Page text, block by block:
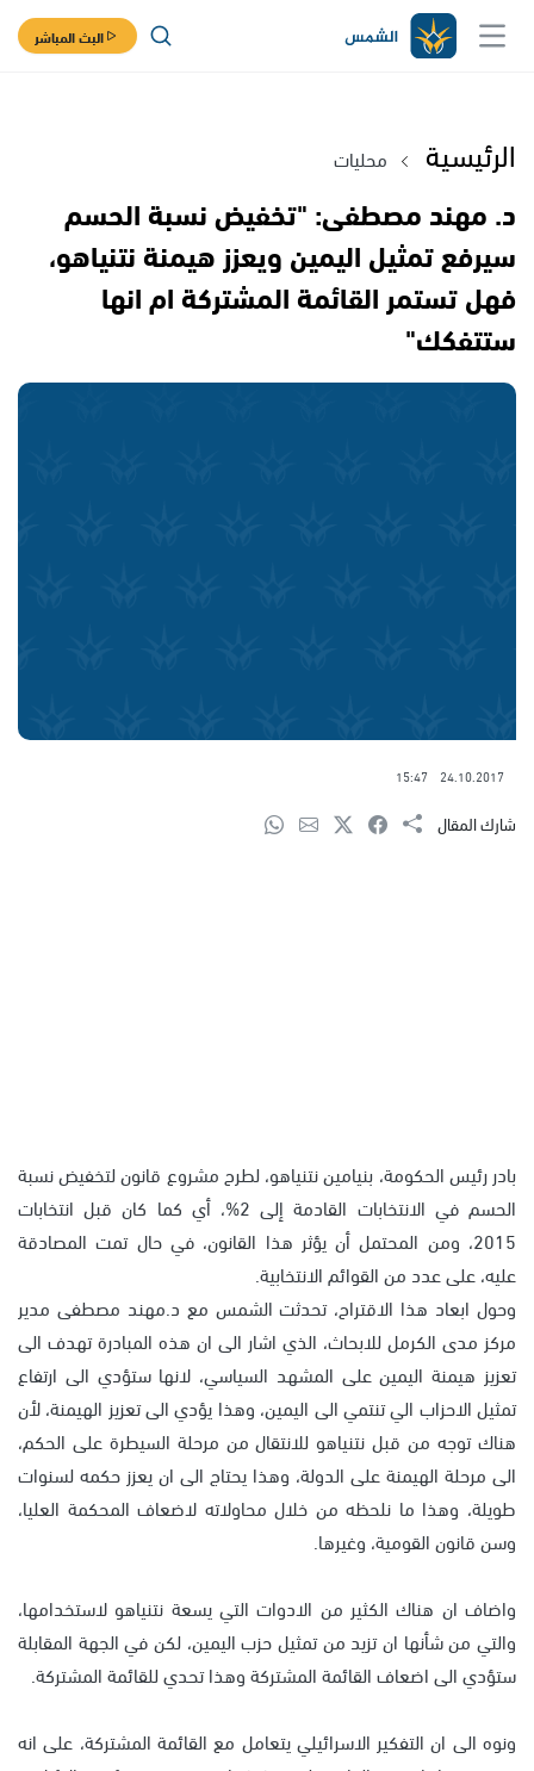
البث المباشر
الرئيسية محليات
د. مهند مصطفى: "تخفيض نسبة الحسم
سيرفع تمثيل اليمين ويعزز هيمنة نتنياهو،
فهل تستمر القائمة المشتركة ام انها
ستتفكك"
24.10.2017
15:47
شارك المقال
بادر رئيس الحكومة، بنيامين نتنياهو، لطرح مشروع قانون لتخفيض نسبة
الحسم في الانتخابات القادمة إلى 2%، أي كما كان قبل انتخابات
2015، ومن المحتمل أن يؤثر هذا القانون، في حال تمت المصادقة
عليه، على عدد من القوائم الانتخابية.
وحول ابعاد هذا الاقتراح، تحدثت الشمس مع د.مهند مصطفى مدير
مركز مدى الكرمل للابحاث، الذي اشار الى ان هذه المبادرة تهدف الى
تعزيز هيمنة اليمين على المشهد السياسي، لانها ستؤدي الى ارتفاع
تمثيل الاحزاب الي تنتمي الى اليمين، وهذا يؤدي الى تعزيز الهيمنة، لأن
هناك توجه من قبل نتنياهو للانتقال من مرحلة السيطرة على الحكم،
الى مرحلة الهيمنة على الدولة، وهذا يحتاج الى ان يعزز حكمه لسنوات
طويلة، وهذا ما نلحظه من خلال محاولاته لاضعاف المحكمة العليا،
وسن قانون القومية، وغيرها.
واضاف ان هناك الكثير من الادوات التي يسعة نتنياهو لاستخدامها،
والتي من شأنها ان تزيد من تمثيل حزب اليمين، لكن في الجهة المقابلة
ستؤدي الى اضعاف القائمة المشتركة وهذا تحدي للقائمة المشتركة.
ونوه الى ان التفكير الاسرائيلي يتعامل مع القائمة المشتركة، على انه